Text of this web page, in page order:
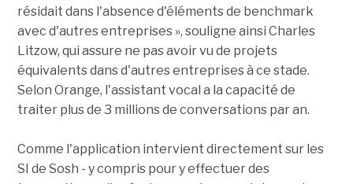
résidait dans l'absence d'éléments de benchmark
avec d'autres entreprises », souligne ainsi Charles
Litzow, qui assure ne pas avoir vu de projets
équivalents dans d'autres entreprises à ce stade.
Selon Orange, l'assistant vocal a la capacité de
traiter plus de 3 millions de conversations par an.
Comme l'application intervient directement sur les
SI de Sosh - y compris pour y effectuer des